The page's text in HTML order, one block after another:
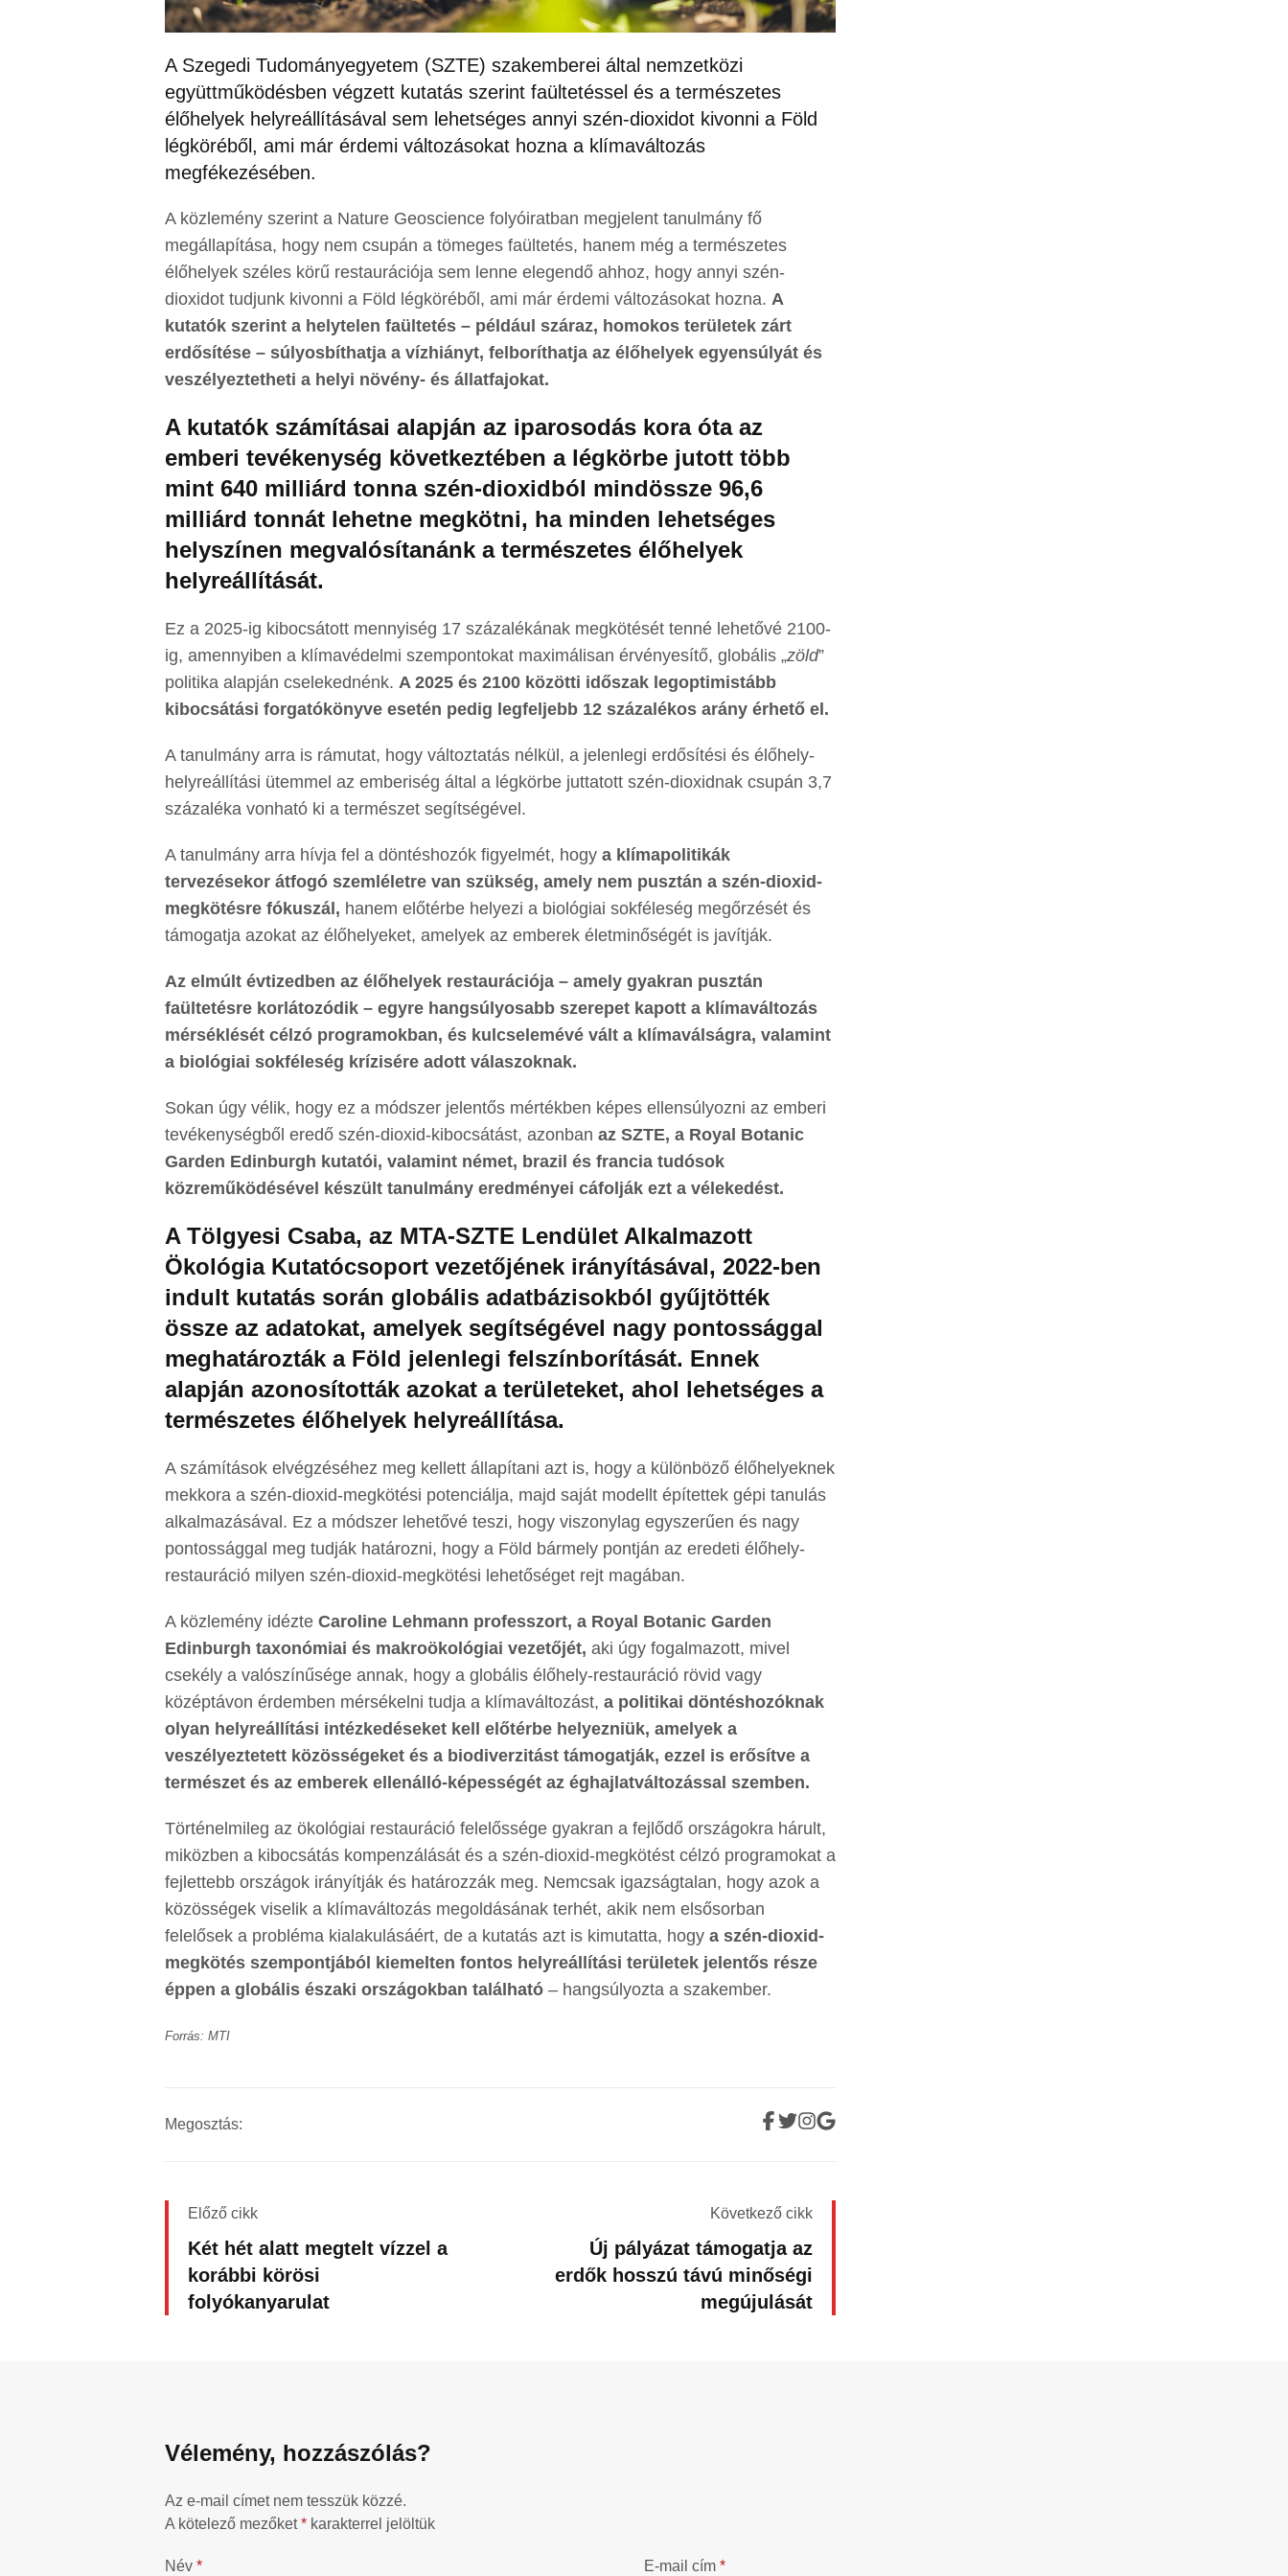
A Szegedi Tudományegyetem (SZTE) szakemberei által nemzetközi
együttműködésben végzett kutatás szerint faültetéssel és a természetes
élőhelyek helyreállításával sem lehetséges annyi szén-dioxidot kivonni a Föld
légköréből, ami már érdemi változásokat hozna a klímaváltozás
megfékezésében.
A közlemény szerint a Nature Geoscience folyóiratban megjelent tanulmány fő
megállapítása, hogy nem csupán a tömeges faültetés, hanem még a természetes
élőhelyek széles körű restaurációja sem lenne elegendő ahhoz, hogy annyi szén-
dioxidot tudjunk kivonni a Föld légköréből, ami már érdemi változásokat hozna. A
kutatók szerint a helytelen faültetés – például száraz, homokos területek zárt
erdősítése – súlyosbíthatja a vízhiányt, felboríthatja az élőhelyek egyensúlyát és
veszélyeztetheti a helyi növény- és állatfajokat.
A kutatók számításai alapján az iparosodás kora óta az
emberi tevékenység következtében a légkörbe jutott több
mint 640 milliárd tonna szén-dioxidból mindössze 96,6
milliárd tonnát lehetne megkötni, ha minden lehetséges
helyszínen megvalósítanánk a természetes élőhelyek
helyreállítását.
Ez a 2025-ig kibocsátott mennyiség 17 százalékának megkötését tenné lehetővé 2100-
ig, amennyiben a klímavédelmi szempontokat maximálisan érvényesítő, globális „zöld”
politika alapján cselekednénk. A 2025 és 2100 közötti időszak legoptimistább
kibocsátási forgatókönyve esetén pedig legfeljebb 12 százalékos arány érhető el.
A tanulmány arra is rámutat, hogy változtatás nélkül, a jelenlegi erdősítési és élőhely-
helyreállítási ütemmel az emberiség által a légkörbe juttatott szén-dioxidnak csupán 3,7
százaléka vonható ki a természet segítségével.
A tanulmány arra hívja fel a döntéshozók figyelmét, hogy a klímapolitikák
tervezésekor átfogó szemléletre van szükség, amely nem pusztán a szén-dioxid-
megkötésre fókuszál, hanem előtérbe helyezi a biológiai sokféleség megőrzését és
támogatja azokat az élőhelyeket, amelyek az emberek életminőségét is javítják.
Az elmúlt évtizedben az élőhelyek restaurációja – amely gyakran pusztán
faültetésre korlátozódik – egyre hangsúlyosabb szerepet kapott a klímaváltozás
mérséklését célzó programokban, és kulcselemévé vált a klímaválságra, valamint
a biológiai sokféleség krízisére adott válaszoknak.
Sokan úgy vélik, hogy ez a módszer jelentős mértékben képes ellensúlyozni az emberi
tevékenységből eredő szén-dioxid-kibocsátást, azonban az SZTE, a Royal Botanic
Garden Edinburgh kutatói, valamint német, brazil és francia tudósok
közreműködésével készült tanulmány eredményei cáfolják ezt a vélekedést.
A Tölgyesi Csaba, az MTA-SZTE Lendület Alkalmazott
Ökológia Kutatócsoport vezetőjének irányításával, 2022-ben
indult kutatás során globális adatbázisokból gyűjtötték
össze az adatokat, amelyek segítségével nagy pontossággal
meghatározták a Föld jelenlegi felszínborítását. Ennek
alapján azonosították azokat a területeket, ahol lehetséges a
természetes élőhelyek helyreállítása.
A számítások elvégzéséhez meg kellett állapítani azt is, hogy a különböző élőhelyeknek
mekkora a szén-dioxid-megkötési potenciálja, majd saját modellt építettek gépi tanulás
alkalmazásával. Ez a módszer lehetővé teszi, hogy viszonylag egyszerűen és nagy
pontossággal meg tudják határozni, hogy a Föld bármely pontján az eredeti élőhely-
restauráció milyen szén-dioxid-megkötési lehetőséget rejt magában.
A közlemény idézte Caroline Lehmann professzort, a Royal Botanic Garden
Edinburgh taxonómiai és makroökológiai vezetőjét, aki úgy fogalmazott, mivel
csekély a valószínűsége annak, hogy a globális élőhely-restauráció rövid vagy
középtávon érdemben mérsékelni tudja a klímaváltozást, a politikai döntéshozóknak
olyan helyreállítási intézkedéseket kell előtérbe helyezniük, amelyek a
veszélyeztetett közösségeket és a biodiverzitást támogatják, ezzel is erősítve a
természet és az emberek ellenálló-képességét az éghajlatváltozással szemben.
Történelmileg az ökológiai restauráció felelőssége gyakran a fejlődő országokra hárult,
miközben a kibocsátás kompenzálását és a szén-dioxid-megkötést célzó programokat a
fejlettebb országok irányítják és határozzák meg. Nemcsak igazságtalan, hogy azok a
közösségek viselik a klímaváltozás megoldásának terhét, akik nem elsősorban
felelősek a probléma kialakulásáért, de a kutatás azt is kimutatta, hogy a szén-dioxid-
megkötés szempontjából kiemelten fontos helyreállítási területek jelentős része
éppen a globális északi országokban található – hangsúlyozta a szakember.
Forrás: MTI
Megosztás:
Előző cikk
Két hét alatt megtelt vízzel a
korábbi körösi
folyókanyarulat
Következő cikk
Új pályázat támogatja az
erdők hosszú távú minőségi
megújulását
Vélemény, hozzászólás?
Az e-mail címet nem tesszük közzé.
A kötelező mezőket* karakterrel jelöltük
Név * E-mail cím *